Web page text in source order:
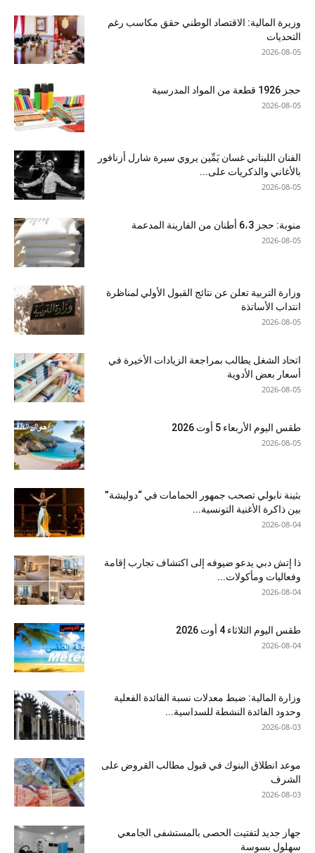
وزيرة المالية: الاقتصاد الوطني حقق مكاسب رغم
التحديات
2026-08-05
حجز 1926 قطعة من المواد المدرسية
2026-08-05
الفنان اللبناني غسان يَمِّين يروي سيرة شارل أزنافور
بالأغاني والذكريات على...
2026-08-05
منوبة: حجز 6،3 أطنان من الفارينة المدعمة
2026-08-05
وزارة التربية تعلن عن نتائج القبول الأولي لمناظرة
انتداب الأساتذة
2026-08-05
اتحاد الشغل يطالب بمراجعة الزيادات الأخيرة في
أسعار بعض الأدوية
2026-08-05
طقس اليوم الأربعاء 5 أوت 2026
2026-08-05
بثينة نابولي تصحب جمهور الحمامات في “دوليشة”
بين ذاكرة الأغنية التونسية...
2026-08-04
ذا إتش دبي يدعو ضيوفه إلى اكتشاف تجارب إقامة
وفعاليات ومأكولات...
2026-08-04
طقس اليوم الثلاثاء 4 أوت 2026
2026-08-04
وزارة المالية: ضبط معدلات نسبة الفائدة الفعلية
وحدود الفائدة النشطة للسداسية...
2026-08-03
موعد انطلاق البنوك في قبول مطالب القروض على
الشرف
2026-08-03
جهاز جديد لتفتيت الحصى بالمستشفى الجامعي
سهلول بسوسة